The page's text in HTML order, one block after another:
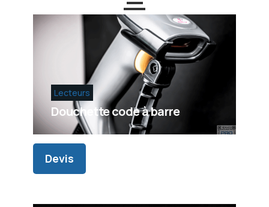
Lecteurs
Douchette code à barre
Devis